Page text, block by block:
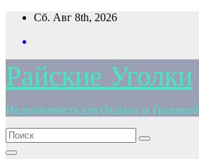
Перейти
содержимому
Сб. Авг 8th, 2026
Райские Уголки
Недвижимость для Отдыха за Границей